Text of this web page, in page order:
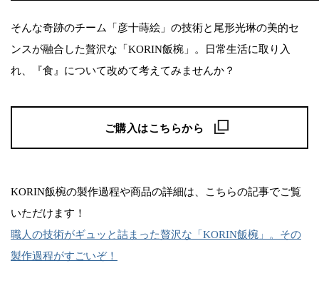
そんな奇跡のチーム「彦十蒔絵」の技術と尾形光琳の美的セ
ンスが融合した贅沢な「KORIN飯椀」。日常生活に取り入
れ、『食』について改めて考えてみませんか？
ご購入はこちらから
KORIN飯椀の製作過程や商品の詳細は、こちらの記事でご覧
いただけます！
職人の技術がギュッと詰まった贅沢な「KORIN飯椀」。その
製作過程がすごいぞ！